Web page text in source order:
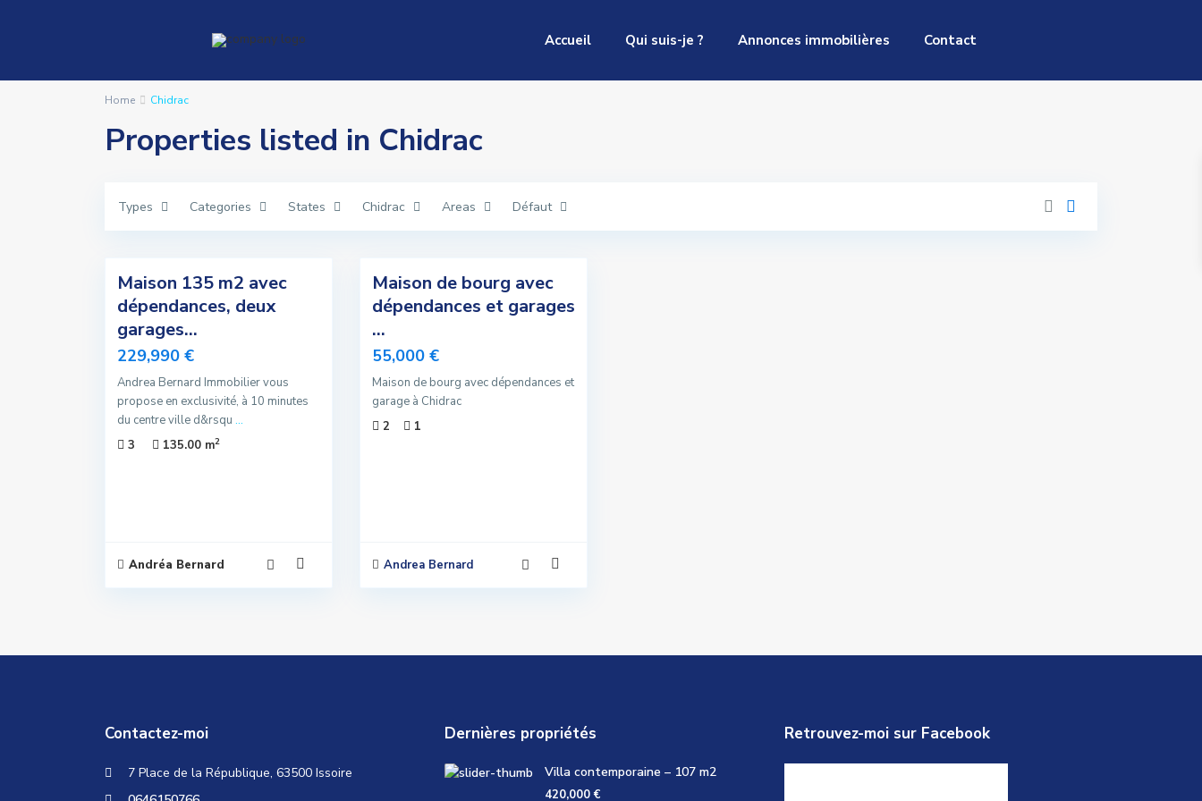
Accueil Qui suis-je ? Annonces immobilières Contact
Home Chidrac
Properties listed in Chidrac
Types Categories States Chidrac Areas Défaut
Maison 135 m2 avec
dépendances, deux
garages...
229,990 €
Andrea Bernard Immobilier vous
propose en exclusivité, à 10 minutes
du centre ville d&rsqu ...
3
135.00 m2
Andréa Bernard
1
Maison de bourg avec
dépendances et garages
...
55,000 €
Maison de bourg avec dépendances et
garage à Chidrac
2
1
Andrea Bernard
Contactez-moi
7 Place de la République, 63500 Issoire
Dernières propriétés
Villa contemporaine – 107 m2
420,000 €
Retrouvez-moi sur Facebook